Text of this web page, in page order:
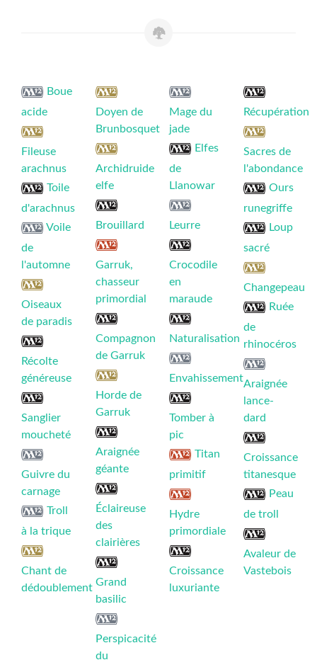
Boue
acide
Fileuse
arachnus
Toile
d'arachnus
Voile
de
l'automne
Oiseaux
de paradis
Récolte
généreuse
Sanglier
moucheté
Guivre du
carnage
Troll
à la trique
Chant de
dédoublement
Doyen de
Brunbosquet
Archidruide
elfe
Brouillard
Garruk,
chasseur
primordial
Compagnon
de Garruk
Horde de
Garruk
Araignée
géante
Éclaireuse
des
clairières
Grand
basilic
Perspicacité
du
Mage du
jade
Elfes
de
Llanowar
Leurre
Crocodile
en
maraude
Naturalisation
Envahissement
Tomber à
pic
Titan
primitif
Hydre
primordiale
Croissance
luxuriante
Récupération
Sacres de
l'abondance
Ours
runegriffe
Loup
sacré
Changepeau
Ruée
de
rhinocéros
Araignée
lance-
dard
Croissance
titanesque
Peau
de troll
Avaleur de
Vastebois